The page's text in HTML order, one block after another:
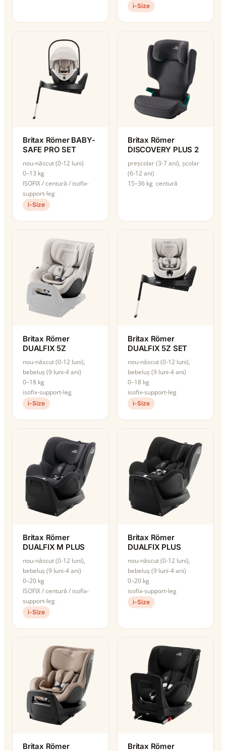
i-Size
Britax Römer BABY-
SAFE PRO SET
nou-născut (0-12 luni)
0–13 kg
ISOFIX / centură / isofix-
support-leg
i-Size
Britax Römer
DISCOVERY PLUS 2
preșcolar (3-7 ani), școlar
(6-12 ani)
15–36 kg centură
Britax Römer
DUALFIX 5Z
nou-născut (0-12 luni),
bebeluș (9 luni-4 ani)
0–18 kg
isofix-support-leg
i-Size
Britax Römer
DUALFIX 5Z SET
nou-născut (0-12 luni),
bebeluș (9 luni-4 ani)
0–18 kg
isofix-support-leg
i-Size
Britax Römer
DUALFIX M PLUS
nou-născut (0-12 luni),
bebeluș (9 luni-4 ani)
0–20 kg
ISOFIX / centură / isofix-
support-leg
i-Size
Britax Römer
DUALFIX PLUS
nou-născut (0-12 luni),
bebeluș (9 luni-4 ani)
0–20 kg
isofix-support-leg
i-Size
Britax Römer Britax Römer